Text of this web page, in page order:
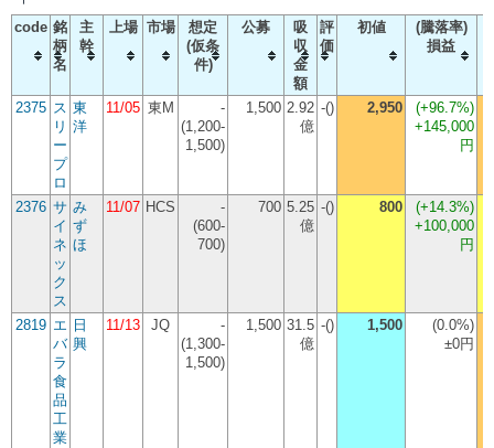
code 銘
柄
名
主
幹
上場 市場
想定
(仮条
件)
公募
吸
収
金
額
評
価
初値
(騰落率)
損益
2375 ス
リ
ー
プ
ロ
東
洋
11/05 東M
-
(1,200-
1,500)
1,500 2.92
億
-() 2,950 (+96.7%)
+145,000
円
2376 サ
イ
ネ
ッ
ク
ス
み
ず
ほ
11/07 HCS
-
(600-
700)
700 5.25
億
-() 800 (+14.3%)
+100,000
円
2819 エ
バ
ラ
食
品
工
業
日
興
11/13 JQ
-
(1,300-
1,500)
1,500 31.5
億
-() 1,500 (0.0%)
±0円